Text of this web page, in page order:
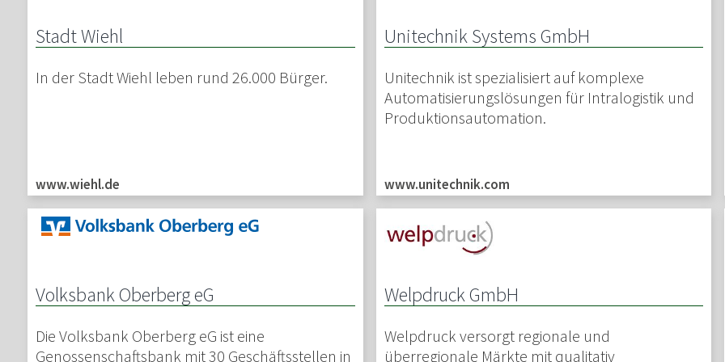
Stadt Wiehl
In der Stadt Wiehl leben rund 26.000 Bürger.
www.wiehl.de
Unitechnik Systems GmbH
Unitechnik ist spezialisiert auf komplexe
Automatisierungslösungen für Intralogistik und
Produktionsautomation.
www.unitechnik.com
Volksbank Oberberg eG
Die Volksbank Oberberg eG ist eine
Genossenschaftsbank mit 30 Geschäftsstellen in
Welpdruck GmbH
Welpdruck versorgt regionale und
überregionale Märkte mit qualitativ